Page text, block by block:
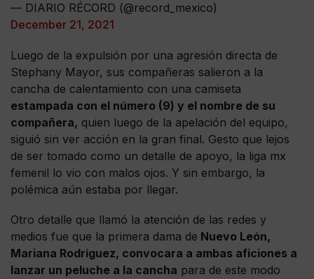
— DIARIO RÉCORD (@record_mexico)
December 21, 2021
Luego de la expulsión por una agresión directa de
Stephany Mayor, sus compañeras salieron a la
cancha de calentamiento con una camiseta
estampada con el número (9) y el nombre de su
compañera, quien luego de la apelación del equipo,
siguió sin ver acción en la gran final. Gesto que lejos
de ser tomado como un detalle de apoyo, la liga mx
femenil lo vio con malos ojos. Y sin embargo, la
polémica aún estaba por llegar.
Otro detalle que llamó la atención de las redes y
medios fue que la primera dama de Nuevo León,
Mariana Rodríguez, convocara a ambas aficiones a
lanzar un peluche a la cancha para de este modo